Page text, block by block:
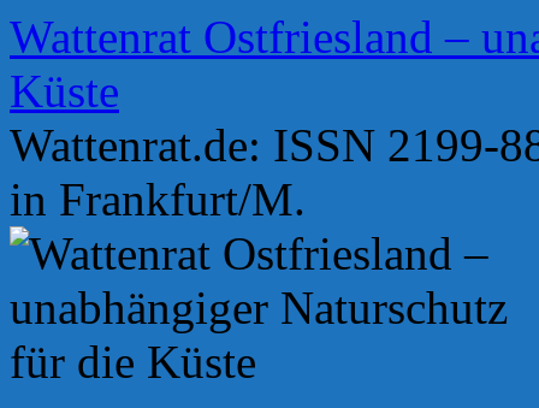
Zum
Inhalt
springen
Wattenrat Ostfriesland –
Küste
Wattenrat.de: ISSN 2199-
in Frankfurt/M.